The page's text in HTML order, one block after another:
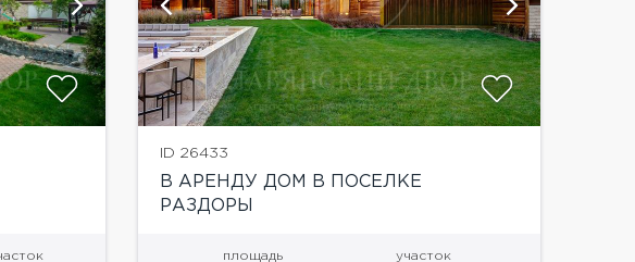
ID 26433
В АРЕНДУ ДОМ В ПОСЕЛКЕ
РАЗДОРЫ
площадь участок